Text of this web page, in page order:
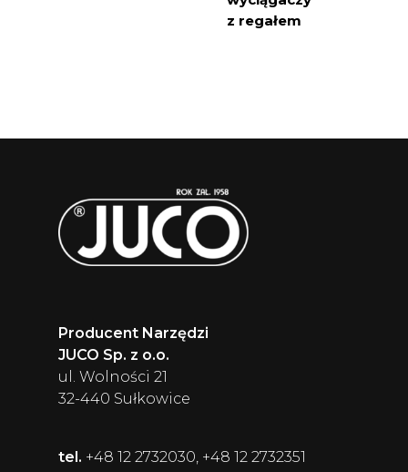
z regałem
Producent Narzędzi
JUCO Sp. z o.o.
ul. Wolności 21
32-440 Sułkowice
tel. +48 12 2732030, +48 12 2732351